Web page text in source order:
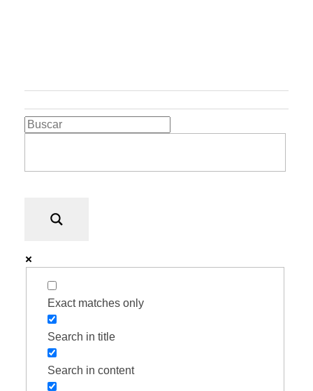
Exact matches only
Search in title
Search in content